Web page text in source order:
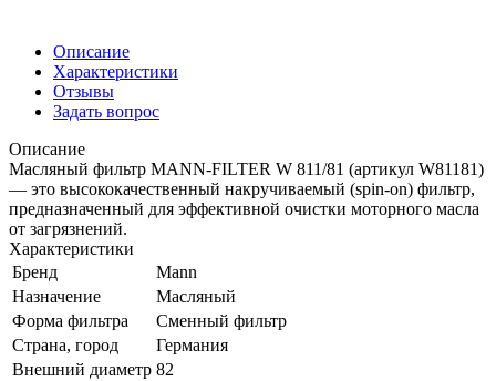
Описание
Характеристики
Отзывы
Задать вопрос
Описание
Масляный фильтр MANN-FILTER W 811/81 (артикул W81181)
— это высококачественный накручиваемый (spin-on) фильтр,
предназначенный для эффективной очистки моторного масла
от загрязнений.
Характеристики
Бренд
Mann
Назначение
Масляный
Форма фильтра
Сменный фильтр
Страна, город
Германия
Внешний диаметр 82